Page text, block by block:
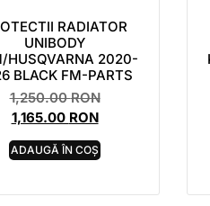
RADIATOR
UNIBODY
HUSQVARNA 2020-
BLACK FM-PARTS
1,250.00RON
1,165.00 RON
ADAUGĂ ÎN COȘ